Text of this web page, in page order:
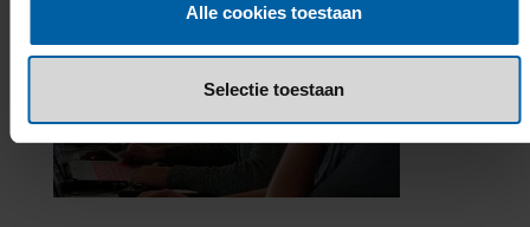
Alle cookies toestaan
Selectie toestaan